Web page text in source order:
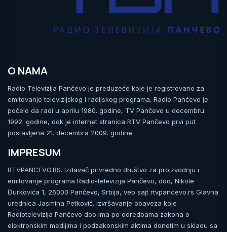
O NAMA
Radio Televizija Pančevo je preduzeće koje je registrovano za
emitovanje televizijskog i radijskog programa. Radio Pančevo je
počelo da radi u aprilu 1980. godine, TV Pančevo u decembru
1992. godine, dok je internet stranica RTV Pančevo prvi put
postavljena 21. decembra 2009. godine.
IMPRESUM
RTVPANCEVO.RS. Izdavač privredno društvo za proizvodnju i
emitovanje programa Radio-televizija Pančevo, doo, Nikole
Đurkovića 1, 26000 Pančevo, Srbija, veb sajt rtvpancevo.rs Glavna
urednica Jasmina Petković. Izvršavanje obaveza koje
Radiotelevizija Pančevo doo ima po odredbama zakona o
elektronskim medijima i podzakonskim aktima donetim u skladu sa